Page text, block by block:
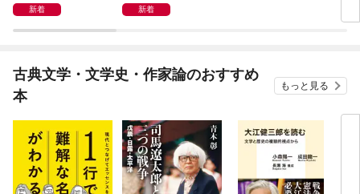
新着 新着
古典文学・文学史・作家論のおすすめ
本
もっと見る